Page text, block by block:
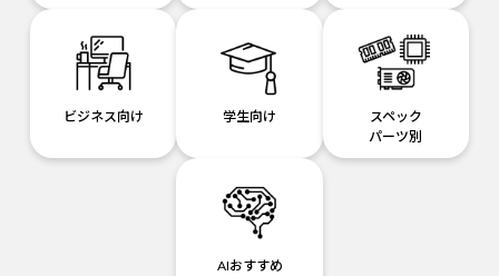
ビジネス向け 学生向け
スペック
パーツ別
AIおすすめ